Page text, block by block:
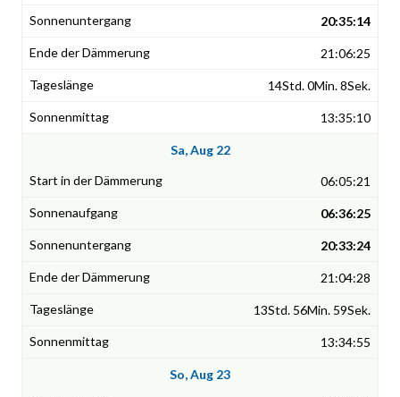
20:35:14
21:06:25
14Std. 0Min. 8Sek.
13:35:10
Sa, Aug 22
06:05:21
06:36:25
20:33:24
21:04:28
13Std. 56Min. 59Sek.
13:34:55
So, Aug 23